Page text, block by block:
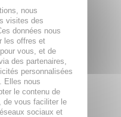
nous
visites des
données nous
les offres et
vous, et de
des partenaires,
personnalisées
Elles nous
le contenu de
de vous faciliter le
sociaux et